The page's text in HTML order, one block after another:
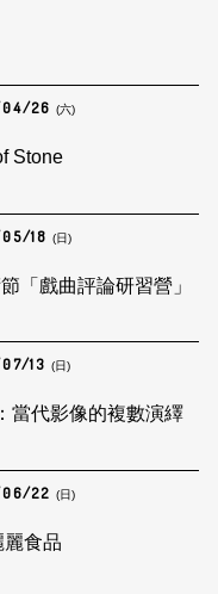
04/26 (六)
Stone
05/18 (日)
「戲曲評論研習營」
13 (日)
當代影像的複數演繹
06/22 (日)
- Lili Deli 麗麗食品